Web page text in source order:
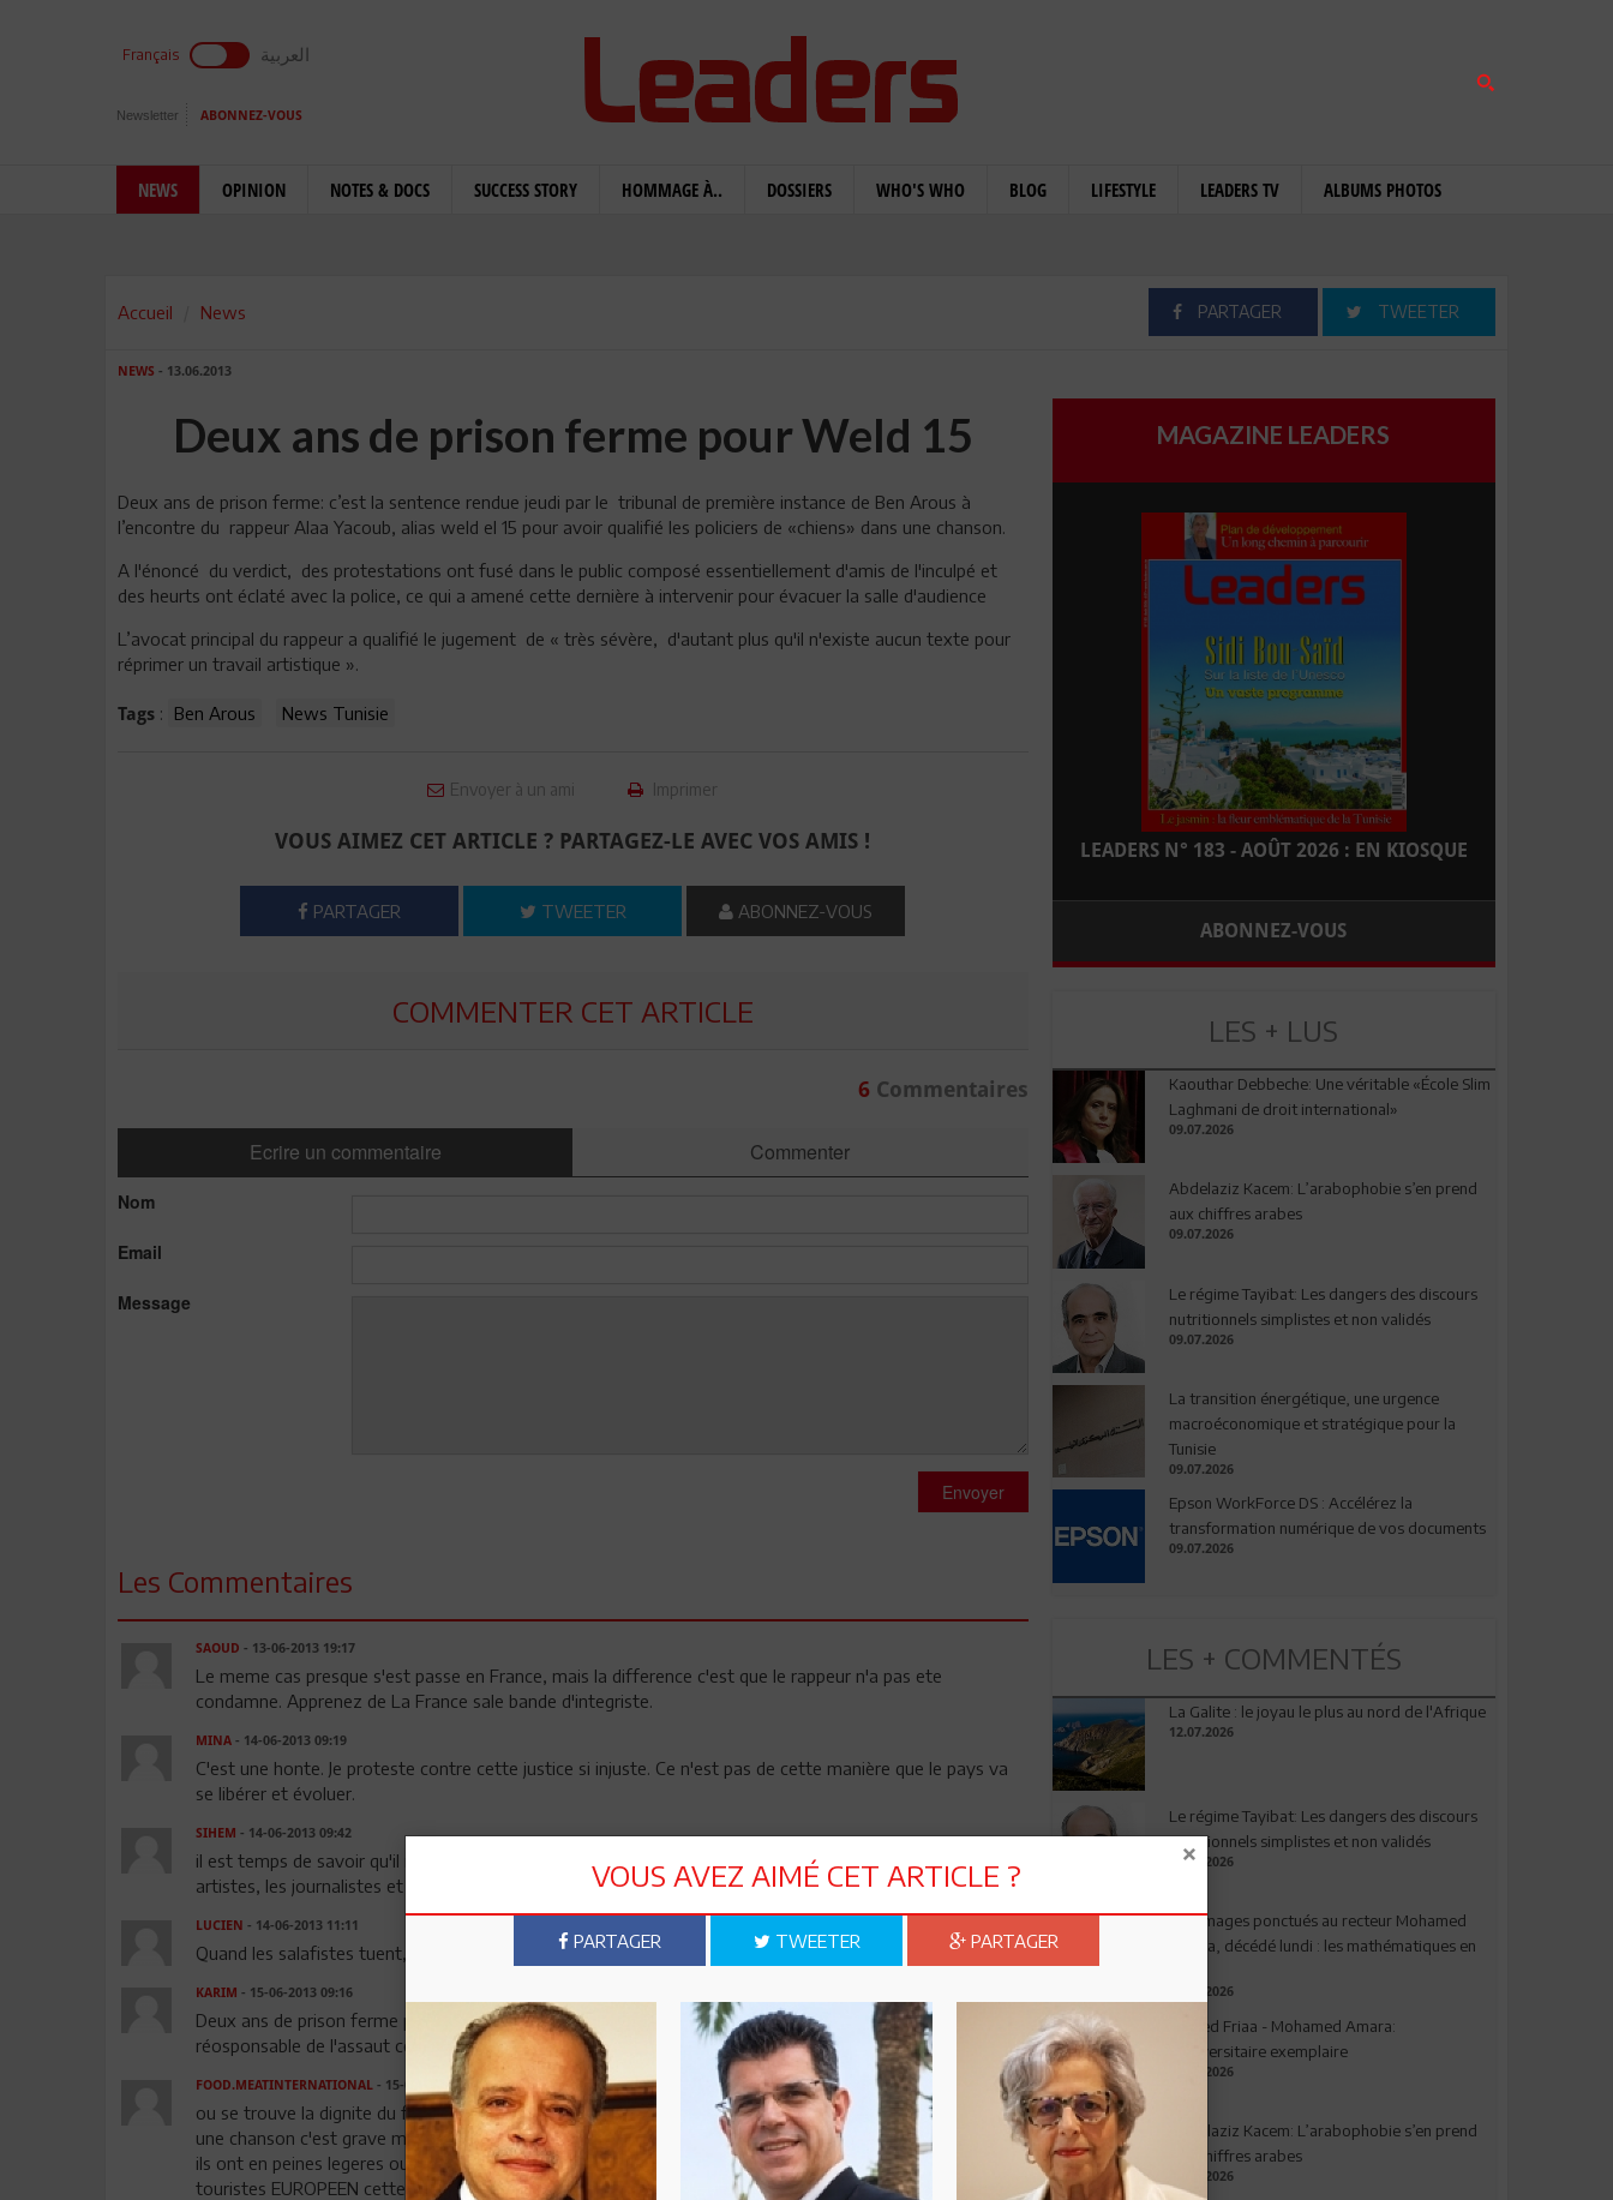
Français العربية
Newsletter ABONNEZ-VOUS
NEWS OPINION NOTES & DOCS SUCCESS STORY HOMMAGE À.. DOSSIERS WHO'S WHO BLOG LIFESTYLE LEADERS TV ALBUMS PHOTOS
Accueil News PARTAGER TWEETER
NEWS - 13.06.2013
Deux ans de prison ferme pour Weld 15
Deux ans de prison ferme: c’est la sentence rendue jeudi par le tribunal de première instance de Ben Arous à
l’encontre du rappeur Alaa Yacoub, alias weld el 15 pour avoir qualifié les policiers de «chiens» dans une chanson.
A l'énoncé du verdict, des protestations ont fusé dans le public composé essentiellement d'amis de l'inculpé et
des heurts ont éclaté avec la police, ce qui a amené cette dernière à intervenir pour évacuer la salle d'audience
L’avocat principal du rappeur a qualifié le jugement de « très sévère, d'autant plus qu'il n'existe aucun texte pour
réprimer un travail artistique ».
Tags : Ben Arous News Tunisie
Envoyer à un ami Imprimer
VOUS AIMEZ CET ARTICLE ? PARTAGEZ-LE AVEC VOS AMIS !
PARTAGER TWEETER ABONNEZ-VOUS
COMMENTER CET ARTICLE
6 Commentaires
Ecrire un commentaire Commenter
Nom
Email
Message
Envoyer
Les Commentaires
SAOUD - 13-06-2013 19:17
Le meme cas presque s'est passe en France, mais la difference c'est que le rappeur n'a pas ete
condamne. Apprenez de La France sale bande d'integriste.
MINA- 14-06-2013 09:19
C'est une honte. Je proteste contre cette justice si injuste. Ce n'est pas de cette manière que le pays va
se libérer et évoluer.
SIHEM - 14-06-2013 09:42
il est temps de savoir qu'il n'y a personne au dessus de la loi, va-t-on promulguer des lois pour les
artistes, les journalistes et les salafistes
LUCIEN - 14-06-2013 11:11
Quand les salafistes tuent, ils ressortent de prison. Une sentence avec sursis aurait été la bien venue....
KARIM - 15-06-2013 09:16
Deux ans de prison ferme pour un artiste, deux ans de prison avec sursis pour des terroristes
réosponsable de l'assaut contre une ambassade !? ou est la justice la dedans ?
FOOD.MEATINTERNATIONAL- 15-06-2013 11:39
ou se trouve la dignite du futur , les droits de paroles et liberte de pense sont exclues en TUNISIE pour
une chanson c'est grave mais quand un fous de dieux fait son cinema devant les ambassades etrangeres
ils ont en peines legeres ou se trouve la democratie ?? vous regressez TUNISIE finis tout mane des
touristes EUROPEEN cette année 2013 qui voudra venir dans un tel pays
MAGAZINE LEADERS
LEADERS N° 183 - AOÛT 2026 : EN KIOSQUE
ABONNEZ-VOUS
LES + LUS
Kaouthar Debbeche: Une véritable «École Slim
Laghmani de droit international»
09.07.2026
Abdelaziz Kacem: L’arabophobie s’en prend
aux chiffres arabes
09.07.2026
Le régime Tayibat: Les dangers des discours
nutritionnels simplistes et non validés
09.07.2026
La transition énergétique, une urgence
macroéconomique et stratégique pour la
Tunisie
09.07.2026
Epson WorkForce DS : Accélérez la
transformation numérique de vos documents
09.07.2026
LES + COMMENTÉS
La Galite : le joyau le plus au nord de l'Afrique
12.07.2026
Le régime Tayibat: Les dangers des discours
nutritionnels simplistes et non validés
09.07.2026
Hommages ponctués au recteur Mohamed
Amara, décédé lundi : les mathématiques en
03.08.2026
Ahmed Friaa - Mohamed Amara:
l’Universitaire exemplaire
04.08.2026
Abdelaziz Kacem: L’arabophobie s’en prend
aux chiffres arabes
09.07.2026
VOUS AVEZ AIMÉ CET ARTICLE ?
PARTAGER TWEETER PARTAGER